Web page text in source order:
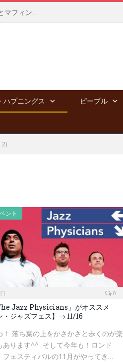
新宿高島屋にて、夢のポップアップ饗宴中！紅茶とパフェとマフィンと⭐︎～8/4
ハプニングス ピープル
2)
ント
0
Jazz Physicians」がオススメ
・ジャズフェス】→ 11/16
！ 落ち葉の上をかさかさと歩くのが楽
あります^^ そして今年も！ロンド
フェスティバルの11月がやってき…